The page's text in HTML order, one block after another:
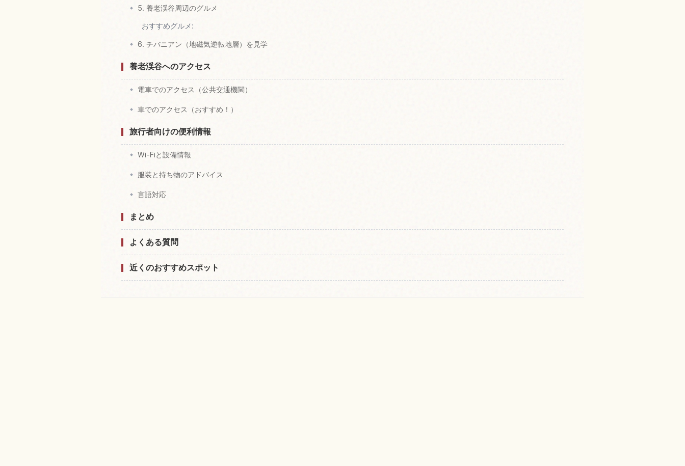
5. 養老渓谷周辺のグルメ
おすすめグルメ:
6. チバニアン（地磁気逆転地層）を見学
養老渓谷へのアクセス
電車でのアクセス（公共交通機関）
車でのアクセス（おすすめ！）
旅行者向けの便利情報
Wi-Fiと設備情報
服装と持ち物のアドバイス
言語対応
まとめ
よくある質問
近くのおすすめスポット